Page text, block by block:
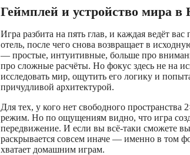
Геймплей и устройство мира
Игра разбита на пять глав, и каждая ведёт
отель, после чего снова возвращает в
— простые, интуитивные, больше про
про сложные расчёты. Но фокус здесь не на
исследовать мир, ощутить его логику и
причудливой архитектурой.
Для тех, у кого нет свободного
режим. Но по ощущениям видно, что игра
передвижение. И если вы всё-таки сможете
раскрывается совсем иначе — именно в том
хватает домашним играм.